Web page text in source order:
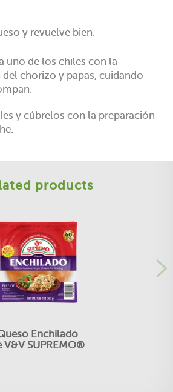
y revuelve bien.
uno de los chiles con la
del chorizo y papas, cuidando
y cúbrelos con la preparación
products
Enchilado
V&V SUPREMO®